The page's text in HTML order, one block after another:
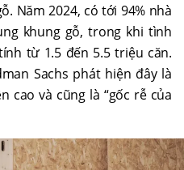
Năm 2024, có tới 94% nhà
khung gỗ, trong khi tình
từ 1.5 đến 5.5 triệu căn.
Sachs phát hiện đây là
cao và cũng là “gốc rễ của